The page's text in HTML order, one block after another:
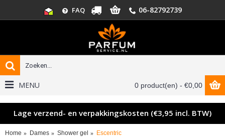
FAQ 06-82792739
0 product(en) - €0,00
MENU
Lage verzend- en verpakkingskosten (€3,95 incl. BTW)
Home Dames Shower gel Escentric